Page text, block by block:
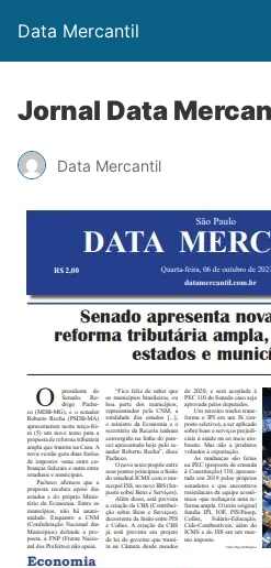
Data Mercantil
Jornal Data
Data Mercantil